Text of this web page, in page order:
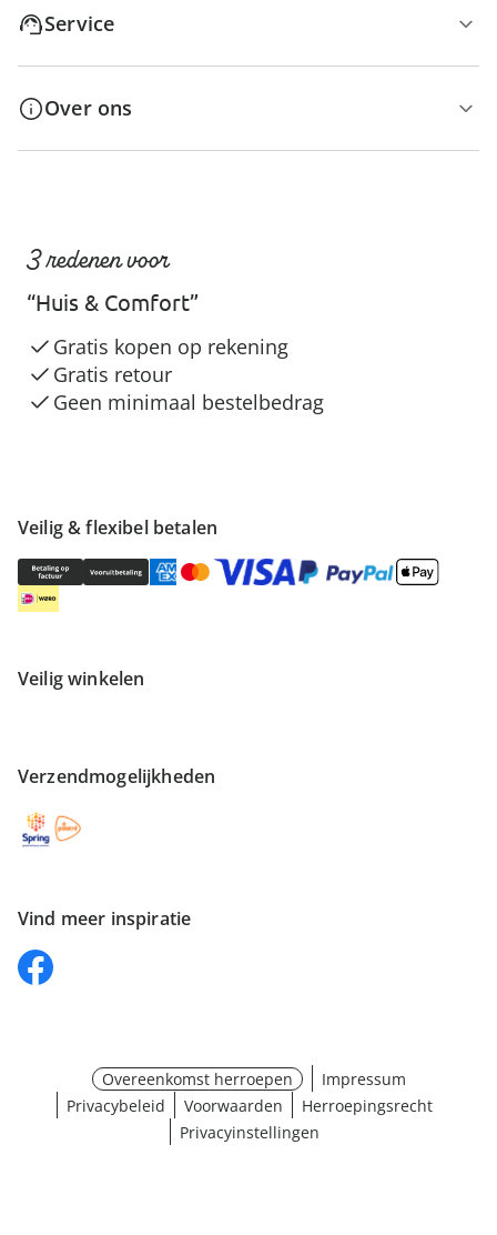
Service
Over ons
Veilig & flexibel betalen
Veilig winkelen
Verzendmogelijkheden
Vind meer inspiratie
3 redenen voor
“Huis & Comfort”
Gratis kopen op rekening
Gratis retour
Geen minimaal bestelbedrag
Overeenkomst herroepen
Impressum
Privacybeleid
Voorwaarden
Herroepingsrecht
Privacyinstellingen